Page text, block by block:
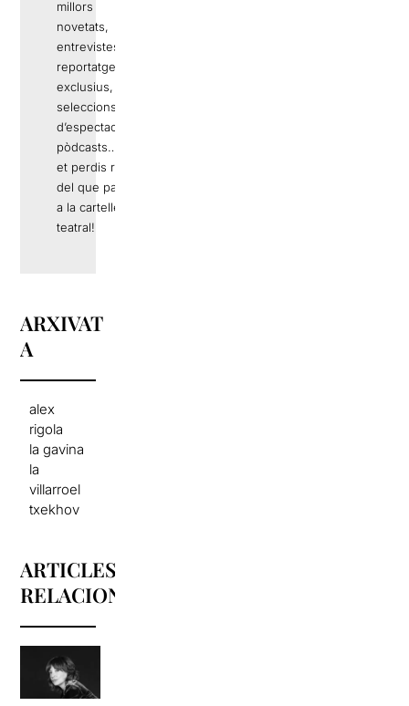
millors
novetats,
entrevistes,
reportatges
exclusius,
seleccions
d’espectacles,
pòdcasts… No
et perdis res
del que passa
a la cartellera
teatral!
ARXIVAT
A
alex
rigola
la gavina
la
villarroel
txekhov
ARTICLES
RELACIONATS